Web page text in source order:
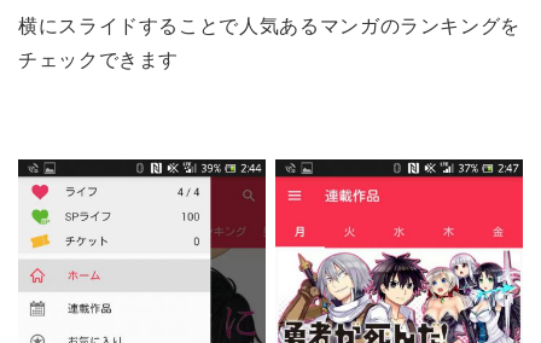
横にスライドすることで人気あるマンガのランキングを
チェックできます